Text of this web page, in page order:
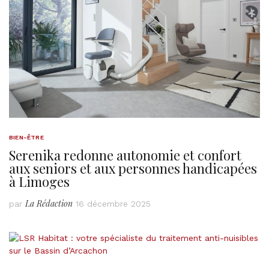
BIEN-ÊTRE
Serenika redonne autonomie et confort
aux seniors et aux personnes handicapées
à Limoges
parLa Rédaction 16 décembre 2025